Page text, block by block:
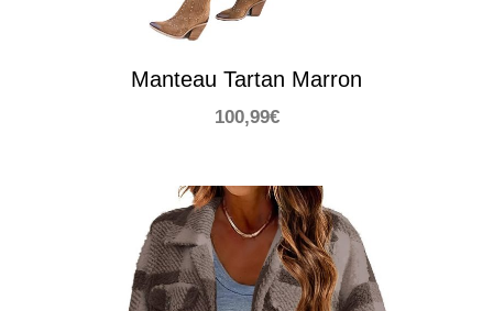
Manteau Tartan Marron
100,99€